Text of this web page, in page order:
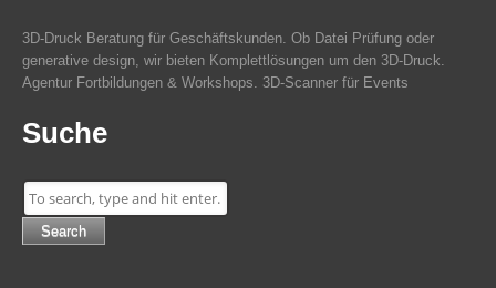
3D-Druck Beratung für Geschäftskunden. Ob Datei Prüfung oder
generative design, wir bieten Komplettlösungen um den 3D-Druck.
Agentur Fortbildungen & Workshops. 3D-Scanner für Events
Suche
Search